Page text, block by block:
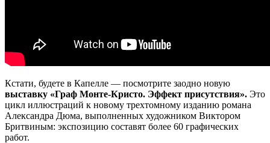
Кстати, будете в Капелле — посмотрите заодно новую
выставку «Граф Монте-Кристо. Эффект присутствия». Это
цикл иллюстраций к новому трехтомному изданию романа
Александра Дюма, выполненных художником Виктором
Бритвиным: экспозицию составят более 60 графических
работ.